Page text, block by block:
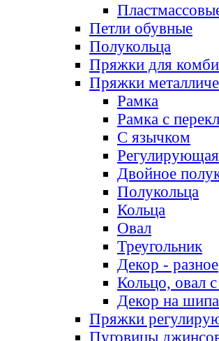
Петли обувные
Полукольца
Пряжки для
Пряжки
Рамка
Рамка с
С язычком
Регулирующая
Двойное
Полукольца
Кольца
Овал
Треугольник
Декор - разное
Кольцо, овал
Декор на
Пряжки
Пуговицы